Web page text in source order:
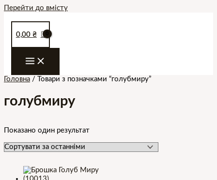
Перейти до вмісту
0,00 ₴
Головна / Товари з позначками “голубмиру”
голубмиру
Показано один результат